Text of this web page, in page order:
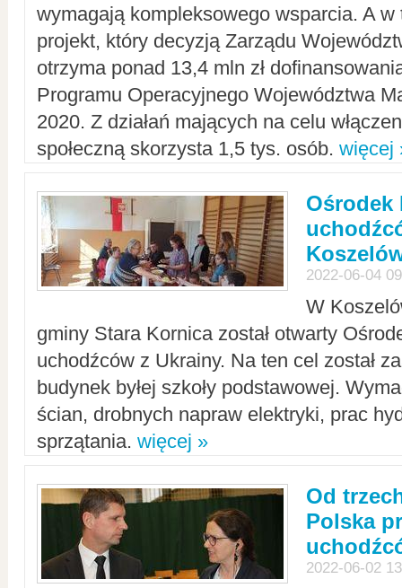
wymagają kompleksowego wsparcia. A w
projekt, który decyzją Zarządu
otrzyma ponad 13,4 mln zł
Programu Operacyjnego Województwa
2020. Z działań mających na celu
społeczną skorzysta 1,5 tys. osób. więcej
Ośrodek
2022-06-04
W
gminy Stara Kornica został otwarty
uchodźców z Ukrainy. Na ten cel został
budynek byłej szkoły podstawowej.
ścian, drobnych napraw elektryki, prac
sprzątania. więcej »
Od
Polska
2022-06-02